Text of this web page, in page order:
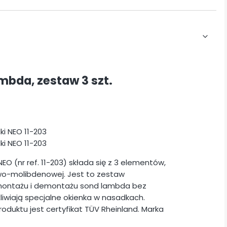
zestaw 3 szt.
(nr ref. 11-203) składa się z 3 elementów,
molibdenowej. Jest to zestaw
i demontażu sond lambda bez
specjalne okienka w nasadkach.
jest certyfikat TÜV Rheinland. Marka